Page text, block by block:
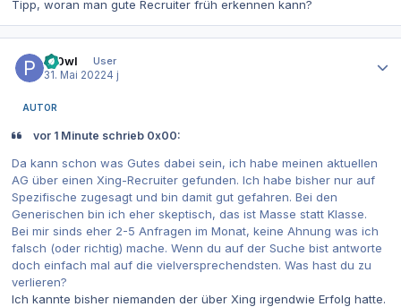
Tipp, woran man gute Recruiter früh erkennen kann?
Pr0wl
User
31. Mai 20224 j
AUTOR
vor 1 Minute schrieb 0x00:
Da kann schon was Gutes dabei sein, ich habe meinen aktuellen
AG über einen Xing-Recruiter gefunden. Ich habe bisher nur auf
Spezifische zugesagt und bin damit gut gefahren. Bei den
Generischen bin ich eher skeptisch, das ist Masse statt Klasse.
Bei mir sinds eher 2-5 Anfragen im Monat, keine Ahnung was ich
falsch (oder richtig) mache. Wenn du auf der Suche bist antworte
doch einfach mal auf die vielversprechendsten. Was hast du zu
verlieren?
Ich kannte bisher niemanden der über Xing irgendwie Erfolg hatte.